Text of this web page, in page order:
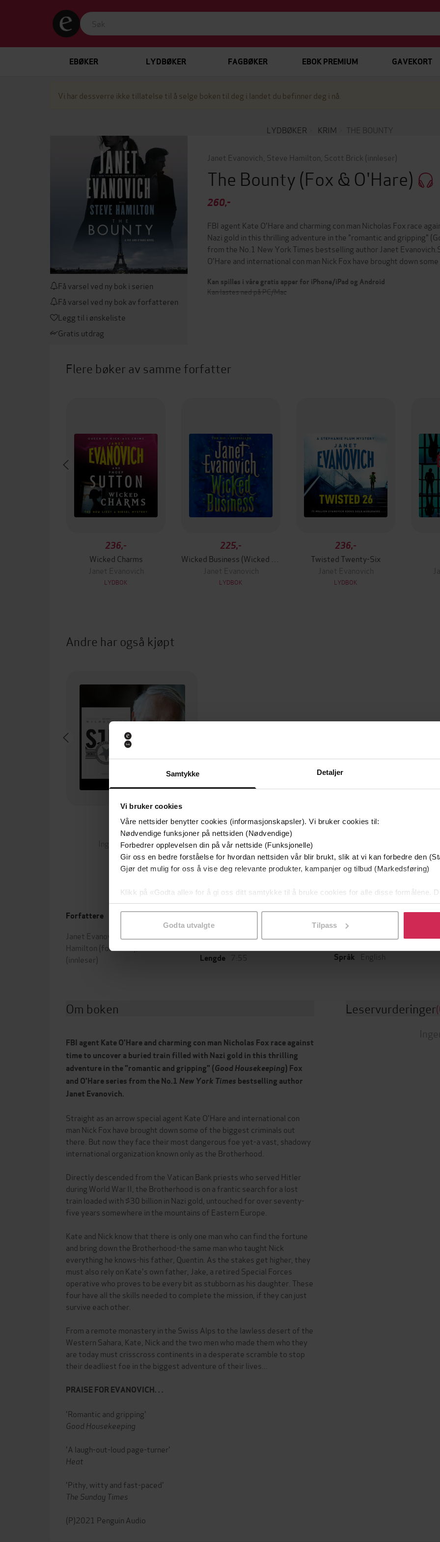
Samtykke Detaljer
Vi bruker cookies
Våre nettsider benytter cookies (informasjonskapsler). Vi bruker cookies til:
Nødvendige funksjoner på nettsiden (Nødvendige)
Forbedrer opplevelsen din på vår nettside (Funksjonelle)
Gir oss en bedre forståelse for hvordan nettsiden vår blir brukt, slik at vi kan forbedre den
Gjør det mulig for oss å vise deg relevante produkter, kampanjer og tilbud (Markedsføring)
Klikk på «Godta alle» for å gi oss ditt samtykke til å bruke cookies for alle disse formålene.
samtykke til spesifikke formål ved å klikke på «Tilpass». Du kan når som helst trekke
Godta utvalgte Tilpass
EBØKER LYDBØKER FAGBØKER EBOK PREMIUM GAVEKORT
Vi har dessverre ikke tillatelse til å selge boken til deg i landet du befinner deg i nå.
LYDBØKER KRIM THE BOUNTY
Få varsel ved ny bok i serien
Få varsel ved ny bok av forfatteren
Legg til i ønskeliste
Gratis utdrag
Janet Evanovich Steve Hamilton Scott Brick (innleser)
The Bounty(Fox & O'Hare)
260,-
FBI agent Kate O'Hare and charming con man Nicholas Fox race
Nazi gold in this thrilling adventure in the "romantic and gripping"
from the No.1 New York Times bestselling author Janet
O'Hare and international con man Nick Fox have brought down
Kan spilles i våre gratis apper for iPhone/iPad og Android
Kan lastes ned på PC/Mac
Flere bøker av samme forfatter
236,-
Wicked Charms
Janet Evanovich
LYDBOK
225,-
Janet Evanovich
LYDBOK
236,-
Twisted Twenty-Six
Janet Evanovich
LYDBOK
Andre har også kjøpt
249,-
Sjef i eget liv
Ingvard Wilhelmsen
LYDBOK
Forfattere
Janet Evanovich
Hamilton (forfatter),
(innleser)
Review
Utgitt 23.03.2021
Lengde 7:55
Sjanger
Serie
Språk English
Om boken
FBI agent Kate O'Hare and charming con man Nicholas Fox race against
time to uncover a buried train filled with Nazi gold in this thrilling
adventure in the "romantic and gripping" (Good Housekeeping) Fox
and O'Hare series from the No.1 New York Times bestselling author
Janet Evanovich.
Straight as an arrow special agent Kate O'Hare and international con
man Nick Fox have brought down some of the biggest criminals out
there. But now they face their most dangerous foe yet-a vast, shadowy
international organization known only as the Brotherhood.
Directly descended from the Vatican Bank priests who served Hitler
during World War II, the Brotherhood is on a frantic search for a lost
train loaded with $30 billion in Nazi gold, untouched for over seventy-
five years somewhere in the mountains of Eastern Europe.
Kate and Nick know that there is only one man who can find the fortune
and bring down the Brotherhood-the same man who taught Nick
everything he knows-his father, Quentin. As the stakes get higher, they
must also rely on Kate's own father, Jake, a retired Special Forces
operative who proves to be every bit as stubborn as his daughter. These
four have all the skills needed to complete the mission, if they can just
survive each other.
From a remote monastery in the Swiss Alps to the lawless desert of the
Western Sahara, Kate, Nick and the two men who made them who they
are today must crisscross continents in a desperate scramble to stop
their deadliest foe in the biggest adventure of their lives...
PRAISE FOR EVANOVICH. . .
'Romantic and gripping'
Good Housekeeping
'A laugh-out-loud page-turner'
Heat
'Pithy, witty and fast-paced'
The Sunday Times
Leservurderinger